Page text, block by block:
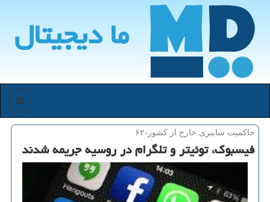
ما دیجیتال
منو
حاكمیت سایبری خارج از كشور-۶۲
فیسبوك، توئیتر و تلگرام در روسیه جریمه شدند